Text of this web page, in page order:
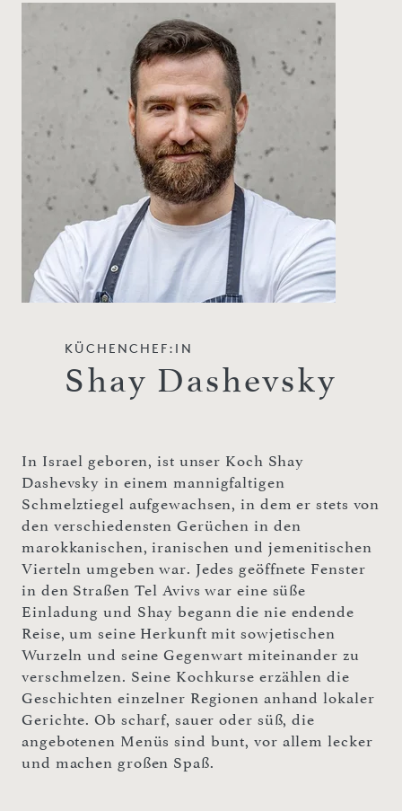
KÜCHENCHEF:IN
Shay Dashevsky
In Israel geboren, ist unser Koch Shay
Dashevsky in einem mannigfaltigen
Schmelztiegel aufgewachsen, in dem er stets von
den verschiedensten Gerüchen in den
marokkanischen, iranischen und jemenitischen
Vierteln umgeben war. Jedes geöffnete Fenster
in den Straßen Tel Avivs war eine süße
Einladung und Shay begann die nie endende
Reise, um seine Herkunft mit sowjetischen
Wurzeln und seine Gegenwart miteinander zu
verschmelzen. Seine Kochkurse erzählen die
Geschichten einzelner Regionen anhand lokaler
Gerichte. Ob scharf, sauer oder süß, die
angebotenen Menüs sind bunt, vor allem lecker
und machen großen Spaß.